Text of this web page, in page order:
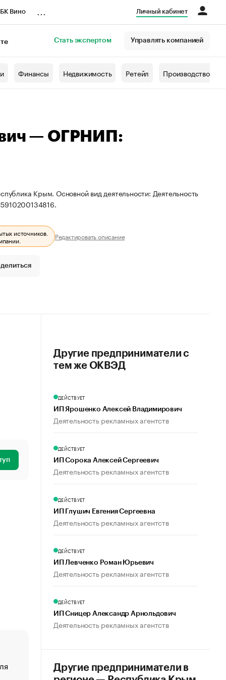
Вино Личный кабинет
Стать экспертом Управлять компанией
Финансы Недвижимость Ретейл Производство
— ОГРНИП:
Крым. Основной вид деятельности: Деятельность
источников.
Редактировать описание
«От спорта тело стареет иначе». Как живет глава
создавшей GTA
Другие предприниматели с
тем же ОКВЭД
ДЕЙСТВУЕТ
ИП Ярошенко Алексей Владимирович
Деятельность рекламных агентств
ДЕЙСТВУЕТ
ИП Сорока Алексей Сергеевич
Деятельность рекламных агентств
ДЕЙСТВУЕТ
ИП Глушич Евгения Сергеевна
Деятельность рекламных агентств
ДЕЙСТВУЕТ
ИП Левченко Роман Юрьевич
Деятельность рекламных агентств
ДЕЙСТВУЕТ
ИП Сницер Александр Арнольдович
Деятельность рекламных агентств
Другие предприниматели в